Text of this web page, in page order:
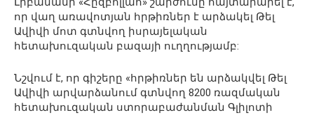
որ վաղ առավոտյան հրթիռներ է արձակել Թել
Ավիվի մոտ գտնվող իսրայելական
հետախուզական բազայի ուղղությամբ:
Նշվում է, որ գիշերը «հրթիռներ են արձակվել Թել
Ավիվի արվարձանում գտնվող 8200 ռազմական
հետախուզական ստորաբաժանման Գլիլոտի